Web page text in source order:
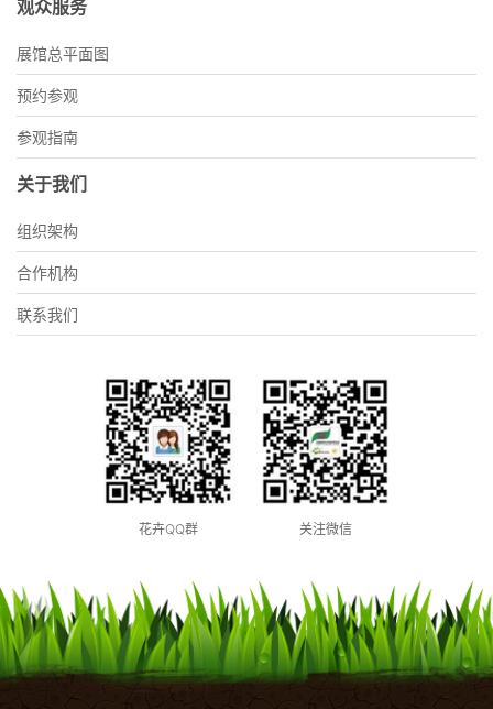
观众服务
展馆总平面图
预约参观
参观指南
关于我们
组织架构
合作机构
联系我们
花卉QQ群 关注微信